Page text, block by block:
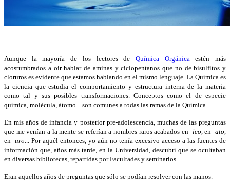
Aunque la mayoría de los lectores de Química Orgánica estén más
acostumbrados a oir hablar de aminas y ciclopentanos que no de bisulfitos y
cloruros es evidente que estamos hablando en el mismo lenguaje. La Química es
la ciencia que estudia el comportamiento y estructura interna de la materia
como tal y sus posibles transformaciones. Conceptos como el de especie
química, molécula, átomo... son comunes a todas las ramas de la Química.
En mis años de infancia y posterior pre-adolescencia, muchas de las preguntas
que me venían a la mente se referían a nombres raros acabados en -ico , en-ato
en -uro ... Por aquél entonces, yo aún no tenía excesivo acceso a las fuentes de
información que, años más tarde, en la Universidad, descubrí que se ocultaban
en diversas bibliotecas, repartidas por Facultades y seminarios...
Eran aquellos años de preguntas que sólo se podían resolver con las manos.